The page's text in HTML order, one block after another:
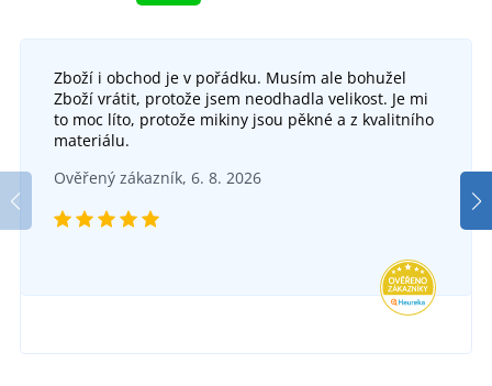
Zboží i obchod je v pořádku. Musím ale bohužel
Zboží vrátit, protože jsem neodhadla velikost. Je mi
to moc líto, protože mikiny jsou pěkné a z kvalitního
materiálu.
Ověřený zákazník, 6. 8. 2026